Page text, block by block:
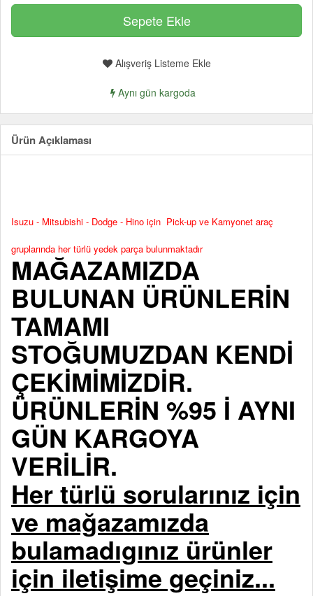
Alışveriş Listeme Ekle
Aynı gün kargoda
Ürün Açıklaması
Isuzu - Mitsubishi - Dodge - Hino için Pick-up ve Kamyonet araç
gruplarında her türlü yedek parça bulunmaktadır
MAĞAZAMIZDA
BULUNAN ÜRÜNLERİN
TAMAMI
STOĞUMUZDAN KENDİ
ÇEKİMİMİZDİR.
ÜRÜNLERİN %95 İ AYNI
GÜN KARGOYA
VERİLİR.
Her türlü sorularınız için
ve mağazamızda
bulamadıgınız ürünler
için iletişime geçiniz...